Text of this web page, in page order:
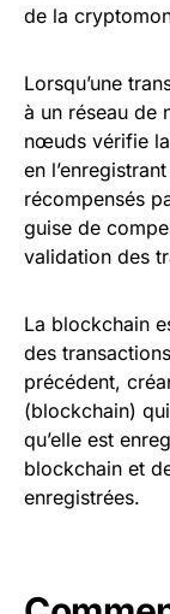
de la
Lorsqu’une
à un réseau de
nœuds vérifie
en
récompensés
guise de
validation des
La blockchain
des
précédent,
(blockchain)
qu’elle est
blockchain et
enregistrées.